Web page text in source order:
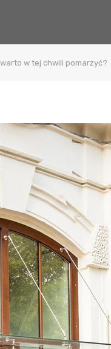
w tej chwili pomarzyć?